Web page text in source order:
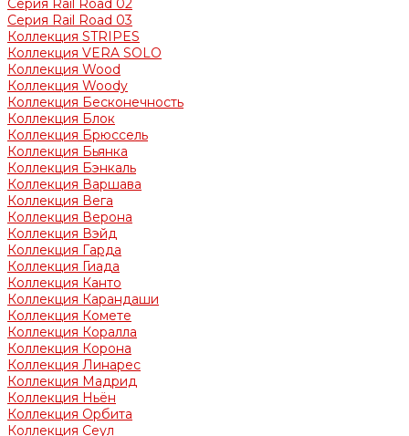
Серия Rail Road 02
Серия Rail Road 03
Коллекция STRIPES
Коллекция VERA SOLO
Коллекция Wood
Коллекция Woody
Коллекция Бесконечность
Коллекция Блок
Коллекция Брюссель
Коллекция Бьянка
Коллекция Бэнкаль
Коллекция Варшава
Коллекция Вега
Коллекция Верона
Коллекция Вэйд
Коллекция Гарда
Коллекция Гиада
Коллекция Канто
Коллекция Карандаши
Коллекция Комете
Коллекция Коралла
Коллекция Корона
Коллекция Линарес
Коллекция Мадрид
Коллекция Ньён
Коллекция Орбита
Коллекция Сеул